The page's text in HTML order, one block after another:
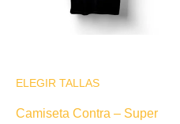
ELEGIR TALLAS
variantes. Las
Camiseta Contra – Super